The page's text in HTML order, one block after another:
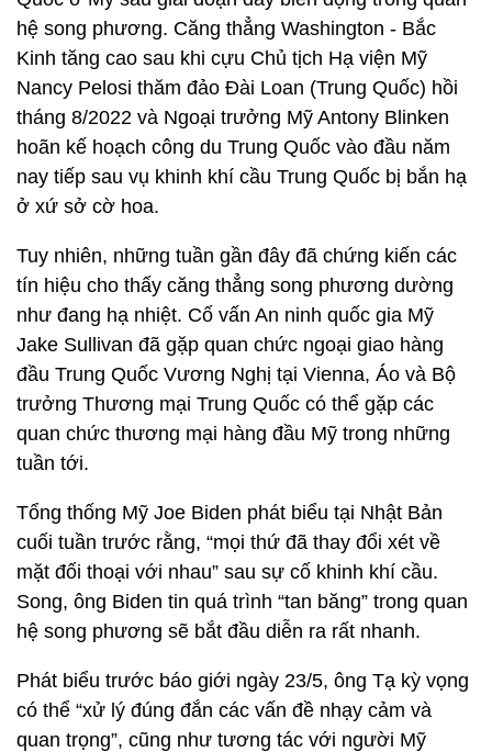
hệ song phương. Căng thẳng Washington - Bắc
Kinh tăng cao sau khi cựu Chủ tịch Hạ viện Mỹ
Nancy Pelosi thăm đảo Đài Loan (Trung Quốc) hồi
tháng 8/2022 và Ngoại trưởng Mỹ Antony Blinken
hoãn kế hoạch công du Trung Quốc vào đầu năm
nay tiếp sau vụ khinh khí cầu Trung Quốc bị bắn hạ
ở xứ sở cờ hoa.
Tuy nhiên, những tuần gần đây đã chứng kiến các
tín hiệu cho thấy căng thẳng song phương dường
như đang hạ nhiệt. Cố vấn An ninh quốc gia Mỹ
Jake Sullivan đã gặp quan chức ngoại giao hàng
đầu Trung Quốc Vương Nghị tại Vienna, Áo và Bộ
trưởng Thương mại Trung Quốc có thể gặp các
quan chức thương mại hàng đầu Mỹ trong những
tuần tới.
Tổng thống Mỹ Joe Biden phát biểu tại Nhật Bản
cuối tuần trước rằng, “mọi thứ đã thay đổi xét về
mặt đối thoại với nhau” sau sự cố khinh khí cầu.
Song, ông Biden tin quá trình “tan băng” trong quan
hệ song phương sẽ bắt đầu diễn ra rất nhanh.
Phát biểu trước báo giới ngày 23/5, ông Tạ kỳ vọng
có thể “xử lý đúng đắn các vấn đề nhạy cảm và
quan trọng”, cũng như tương tác với người Mỹ